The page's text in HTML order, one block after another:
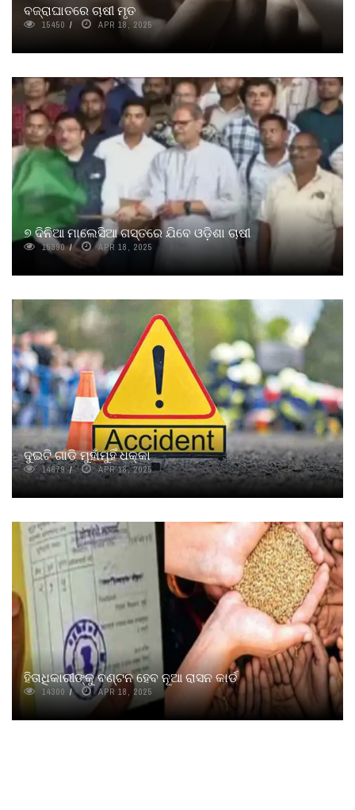
ବଜ୍ରାଘାତରେ ଚାଷୀ ମୃତ
15450 APR 18, 2025
୭ ଦିନିଆ ମାଲେସିଆ ଗସ୍ତରେ ଯିବେ ଓଡ଼ିଶା ଚାଷୀ
15390 APR 18, 2025
ଦୁଇଟି ଗାଡି ମୁହାଁମୁହିଁ ଧକ୍କା
14679 APR 18, 2025
ହିତାଧିକାରୀଙ୍କୁ ବଣ୍ଟନ ହେବ ନୂଆ ରାସନ କାର୍ଡ
14300 APR 18, 2025